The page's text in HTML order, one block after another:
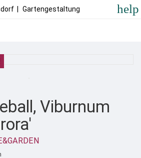
Gartengestaltung help
Viburnum